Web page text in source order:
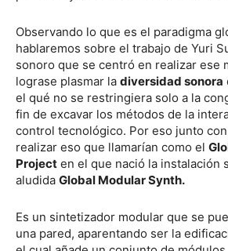
Observando lo que es el paradigma
hablaremos sobre el trabajo de Yuri
sonoro que se centró en realizar ese
lograse plasmar la diversidad sonora
el qué no se restringiera solo a la
fin de excavar los métodos de la
control tecnológico. Por eso junto
realizar eso que llamarían como el
Project en el que nació la instalación
aludida Global Modular Synth.
Es un sintetizador modular que se
una pared, aparentando ser la